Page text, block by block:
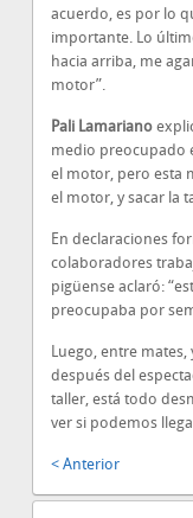
acuerdo, es por lo
importante. Lo
hacia arriba, me
motor”.
Pali Lamariano
medio preocupado
el motor, pero esta
el motor, y sacar la
En declaraciones
colaboradores
pigüense aclaró:
preocupaba por
Luego, entre
después del
taller, está todo
ver si podemos
< Anterior